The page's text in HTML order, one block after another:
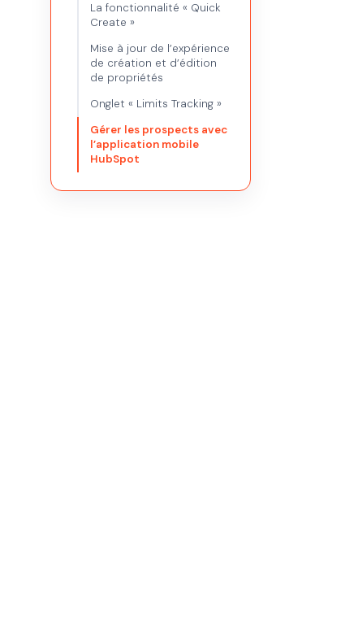
La fonctionnalité « Quick
Create »
Mise à jour de l’expérience
de création et d’édition
de propriétés
Onglet « Limits Tracking »
Gérer les prospects avec
l’application mobile
HubSpot